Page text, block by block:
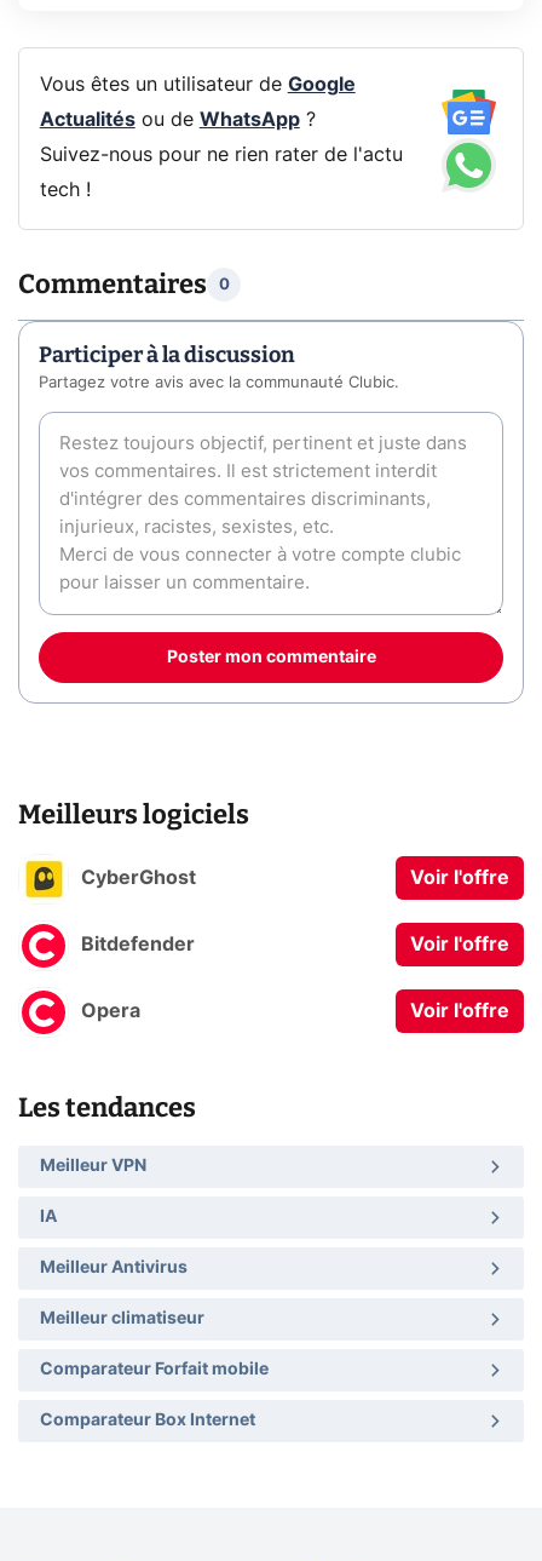
Vous êtes un utilisateur de Google
Actualitésou de WhatsApp?
Suivez-nous pour ne rien rater de l'actu
tech !
Commentaires 0
Participer à la discussion
Partagez votre avis avec la communauté Clubic.
Poster mon commentaire
Meilleurs logiciels
CyberGhost Voir l'offre
Bitdefender Voir l'offre
Opera Voir l'offre
Les tendances
Meilleur VPN
IA
Meilleur Antivirus
Meilleur climatiseur
Comparateur Forfait mobile
Comparateur Box Internet